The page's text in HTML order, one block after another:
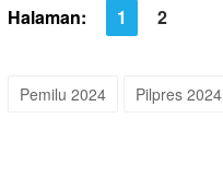
Halaman: 1 2
Pemilu 2024 Pilpres 2024